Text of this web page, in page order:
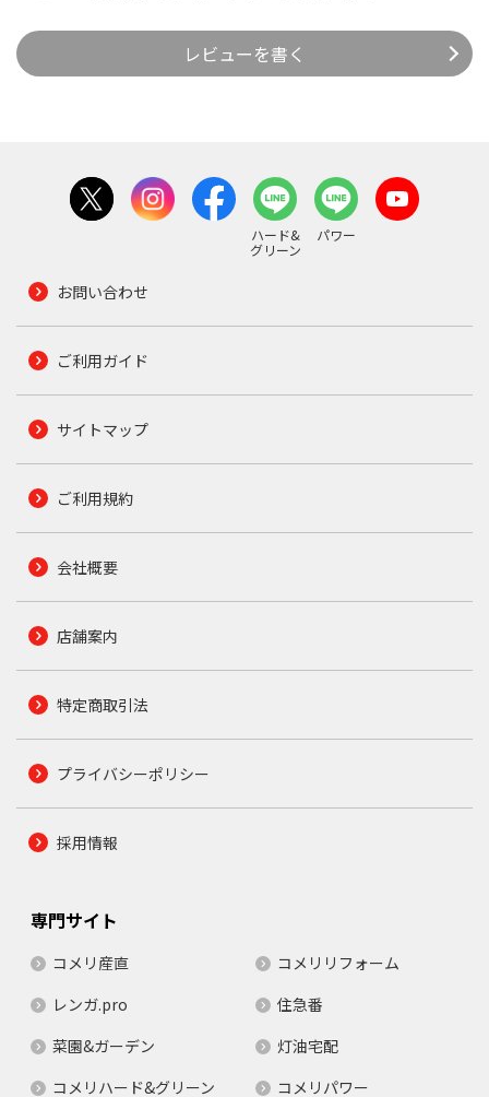
レビューを書く
ハード&
グリーン
パワー
お問い合わせ
ご利用ガイド
サイトマップ
ご利用規約
会社概要
店舗案内
特定商取引法
プライバシーポリシー
採用情報
専門サイト
コメリ産直
コメリリフォーム
レンガ.pro
住急番
菜園&ガーデン
灯油宅配
コメリハード&グリーン
コメリパワー